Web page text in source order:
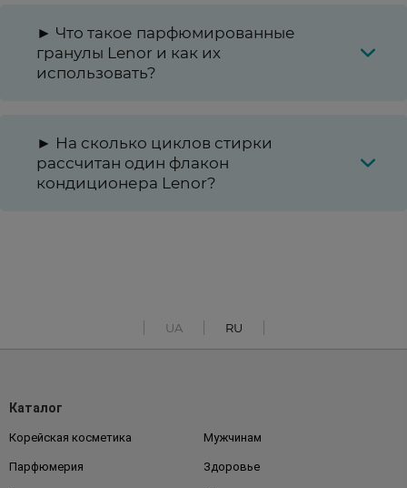
► Что такое парфюмированные
гранулы Lenor и как их
использовать?
► На сколько циклов стирки
рассчитан один флакон
кондиционера Lenor?
UA RU
Каталог
Корейская косметика Мужчинам
Парфюмерия Здоровье